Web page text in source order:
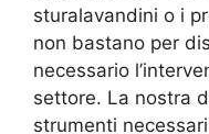
sturalavandini o i
non bastano per
necessario
settore. La nostra
strumenti